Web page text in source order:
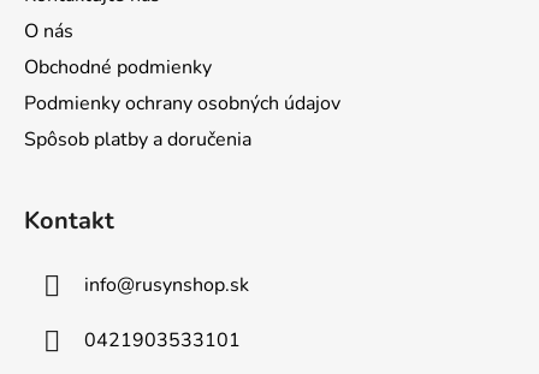
O nás
Obchodné podmienky
Podmienky ochrany osobných údajov
Spôsob platby a doručenia
Kontakt
info@rusynshop.sk
0421903533101